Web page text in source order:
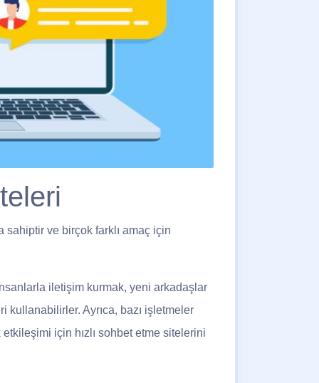
sahiptir ve birçok farklı amaç için
iletişim kurmak, yeni arkadaşlar
Ayrıca, bazı işletmeler
için hızlı sohbet etme sitelerini